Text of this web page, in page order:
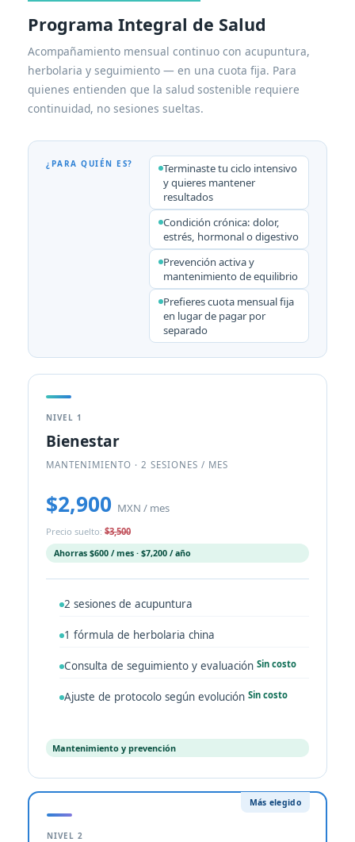
Programa Integral de Salud
Acompañamiento mensual continuo con acupuntura,
herbolaria y seguimiento — en una cuota fija. Para
quienes entienden que la salud sostenible requiere
continuidad, no sesiones sueltas.
¿PARA QUIÉN ES?
Terminaste tu ciclo intensivo
y quieres mantener
resultados
Condición crónica: dolor,
estrés, hormonal o digestivo
Prevención activa y
mantenimiento de equilibrio
Prefieres cuota mensual fija
en lugar de pagar por
separado
NIVEL 1
Bienestar
MANTENIMIENTO · 2 SESIONES / MES
$2,900 MXN / mes
Precio suelto: $3,500
Ahorras $600 / mes · $7,200 / año
2 sesiones de acupuntura
1 fórmula de herbolaria china
Consulta de seguimiento y evaluación Sin costo
Ajuste de protocolo según evolución Sin costo
Mantenimiento y prevención
Más elegido
NIVEL 2